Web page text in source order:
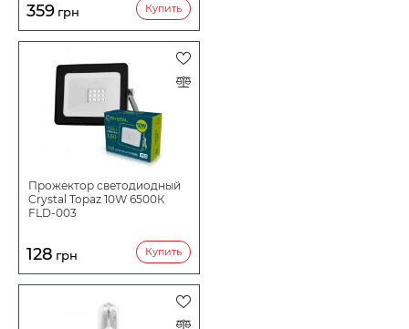
359 грн Купить
Прожектор светодиодный
Crystal Topaz 10W 6500К
FLD-003
128 грн Купить
НАПРЯЖЕНИЕ В